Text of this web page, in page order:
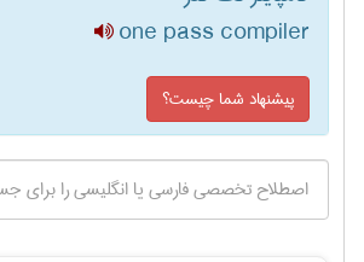
one pass compiler
پیشنهاد شما چیست؟